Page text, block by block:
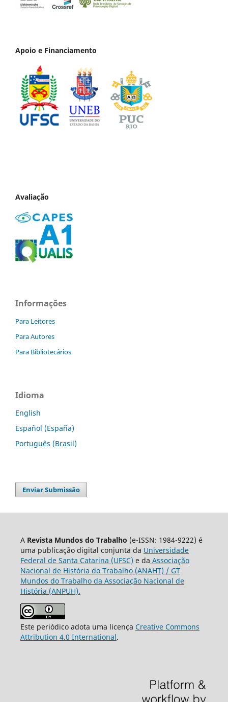
Apoio e Financiamento
Avaliação
Informações
Para Leitores
Para Autores
Para Bibliotecários
Idioma
English
Español (España)
Português (Brasil)
Enviar Submissão
A Revista Mundos do Trabalho (e-ISSN: 1984-9222) é
uma publicação digital conjunta da Universidade
Federal de Santa Catarina (UFSC) e da Associação
Nacional de História do Trabalho (ANAHT) / GT
Mundos do Trabalho da Associação Nacional de
História (ANPUH).
Este periódico adota uma licença Creative Commons
Attribution 4.0 International.